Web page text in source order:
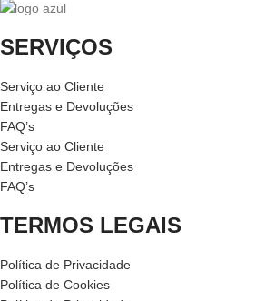
SERVIÇOS
Serviço ao Cliente
Entregas e Devoluções
FAQ’s
Serviço ao Cliente
Entregas e Devoluções
FAQ’s
TERMOS LEGAIS
Política de Privacidade
Política de Cookies